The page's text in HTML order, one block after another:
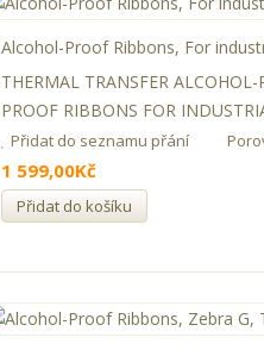
Alcohol-Proof Ribbons, For
THERMAL TRANSFER
PROOF RIBBONS FOR
Přidat do seznamu přání
1 599,00Kč
Přidat do košíku